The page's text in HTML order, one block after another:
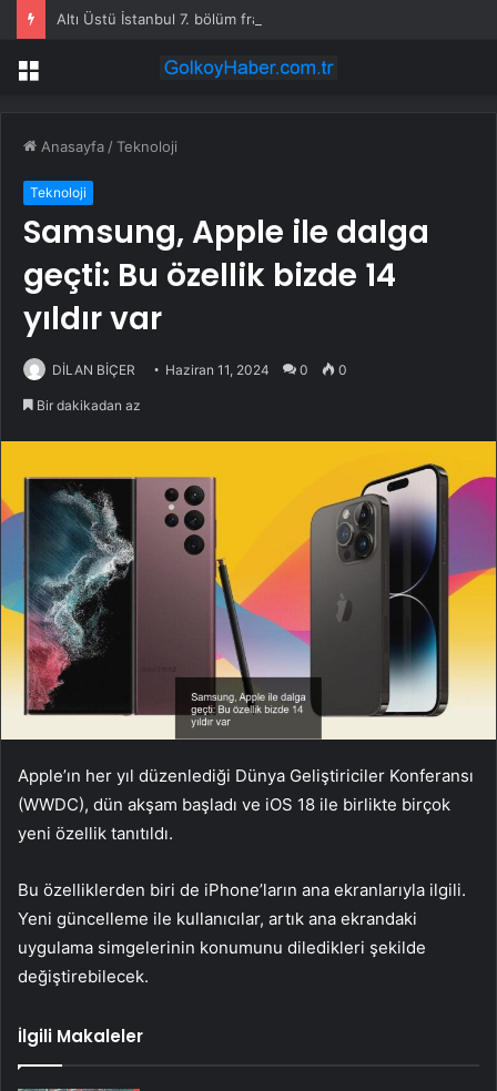
Altı Üstü İstanbul 7. bölüm fragmanı yayınlandı mı?
Menü
Anasayfa /Teknoloji
Teknoloji
Samsung, Apple ile dalga
geçti: Bu özellik bizde 14
yıldır var
DİLAN BİÇER Haziran 11, 2024 0 0
Bir dakikadan az
Apple’ın her yıl düzenlediği Dünya Geliştiriciler Konferansı
(WWDC), dün akşam başladı ve iOS 18 ile birlikte birçok
yeni özellik tanıtıldı.
Bu özelliklerden biri de iPhone’ların ana ekranlarıyla ilgili.
Yeni güncelleme ile kullanıcılar, artık ana ekrandaki
uygulama simgelerinin konumunu diledikleri şekilde
değiştirebilecek.
İlgili Makaleler